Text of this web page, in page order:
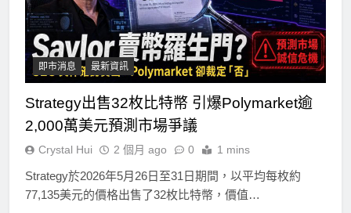
即市消息 最新資訊
Strategy出售32枚比特幣 引爆Polymarket逾
2,000萬美元預測市場爭議
Crystal Hui 2 個月 ago 0 1 mins
Strategy於2026年5月26日至31日期間，以平均每枚約
77,135美元的價格出售了32枚比特幣，價值…